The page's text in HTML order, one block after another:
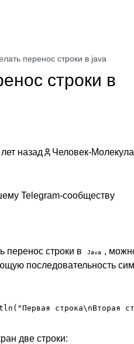
перенос строки в java
строки в
назад Человек-Молекула
Telegram-сообществу
перенос строки в Java ,
последовательность
строка\nВторая
две строки: